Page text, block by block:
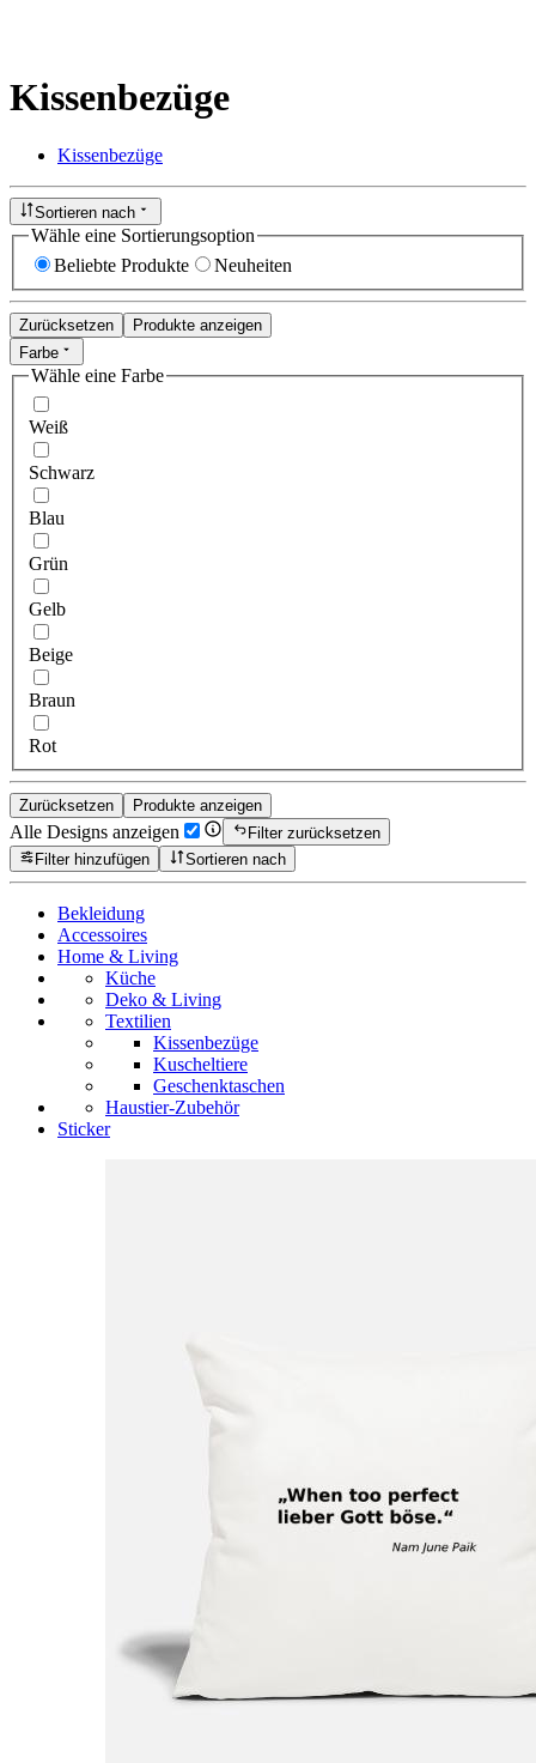
Kissenbezüge
Kissenbezüge
Sortieren nach
Wähle eine Sortierungsoption
Beliebte Produkte
Neuheiten
Zurücksetzen
Produkte anzeigen
Farbe
Wähle eine Farbe
Weiß
Schwarz
Blau
Grün
Gelb
Beige
Braun
Rot
Zurücksetzen Produkte anzeigen
Alle Designs anzeigen
Filter zurücksetzen
Filter hinzufügen
Sortieren nach
Bekleidung
Accessoires
Home & Living
Küche
Deko & Living
Textilien
Kissenbezüge
Kuscheltiere
Geschenktaschen
Haustier-Zubehör
Sticker